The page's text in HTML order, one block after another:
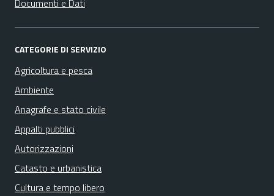
Documenti e Dati
CATEGORIE DI SERVIZIO
Agricoltura e pesca
Ambiente
Anagrafe e stato civile
Appalti pubblici
Autorizzazioni
Catasto e urbanistica
Cultura e tempo libero